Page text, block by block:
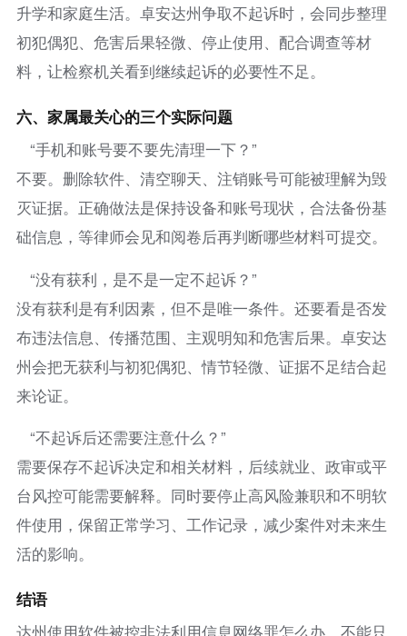
升学和家庭生活。卓安达州争取不起诉时，会同步整理
初犯偶犯、危害后果轻微、停止使用、配合调查等材
料，让检察机关看到继续起诉的必要性不足。
六、家属最关心的三个实际问题
“手机和账号要不要先清理一下？”
不要。删除软件、清空聊天、注销账号可能被理解为毁
灭证据。正确做法是保持设备和账号现状，合法备份基
础信息，等律师会见和阅卷后再判断哪些材料可提交。
“没有获利，是不是一定不起诉？”
没有获利是有利因素，但不是唯一条件。还要看是否发
布违法信息、传播范围、主观明知和危害后果。卓安达
州会把无获利与初犯偶犯、情节轻微、证据不足结合起
来论证。
“不起诉后还需要注意什么？”
需要保存不起诉决定和相关材料，后续就业、政审或平
台风控可能需要解释。同时要停止高风险兼职和不明软
件使用，保留正常学习、工作记录，减少案件对未来生
活的影响。
结语